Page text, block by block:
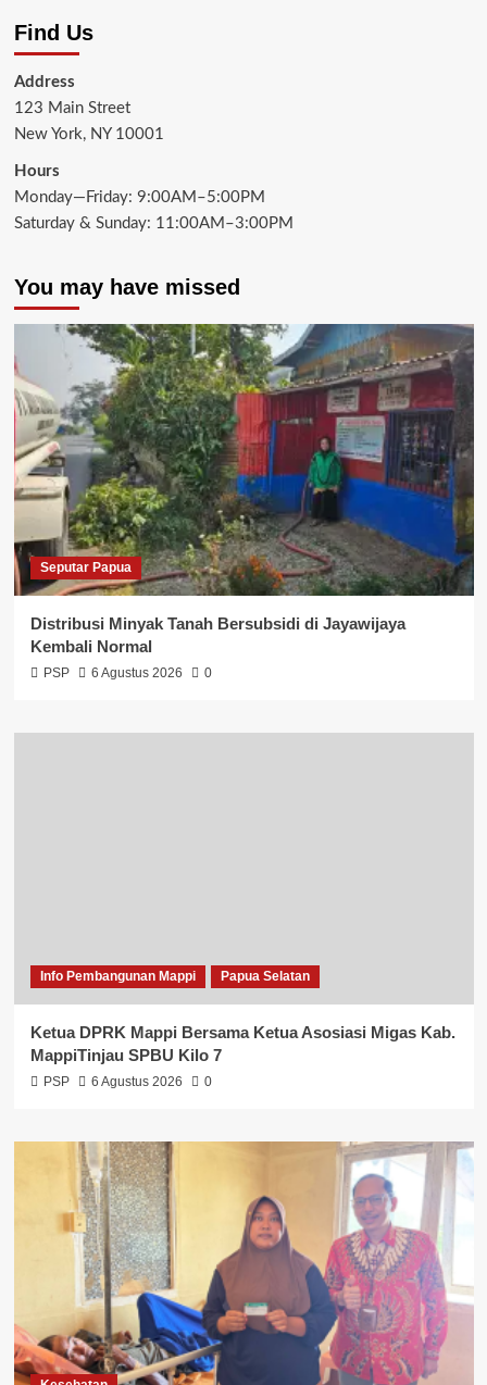
Find Us
Address
123 Main Street
New York, NY 10001
Hours
Monday—Friday: 9:00AM–5:00PM
Saturday & Sunday: 11:00AM–3:00PM
You may have missed
Seputar Papua
Distribusi Minyak Tanah Bersubsidi di Jayawijaya
Kembali Normal
PSP 6 Agustus 2026 0
Info Pembangunan Mappi Papua Selatan
Ketua DPRK Mappi Bersama Ketua Asosiasi Migas Kab.
MappiTinjau SPBU Kilo 7
PSP 6 Agustus 2026 0